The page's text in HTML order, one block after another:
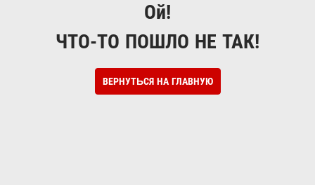
Ой!
ЧТО-ТО ПОШЛО НЕ ТАК!
ВЕРНУТЬСЯ НА ГЛАВНУЮ